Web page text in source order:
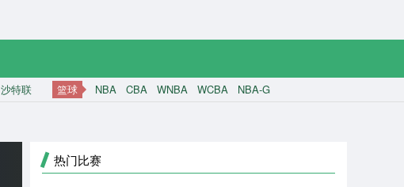
沙特联 篮球 NBA CBA WNBA WCBA NBA-G
热门比赛